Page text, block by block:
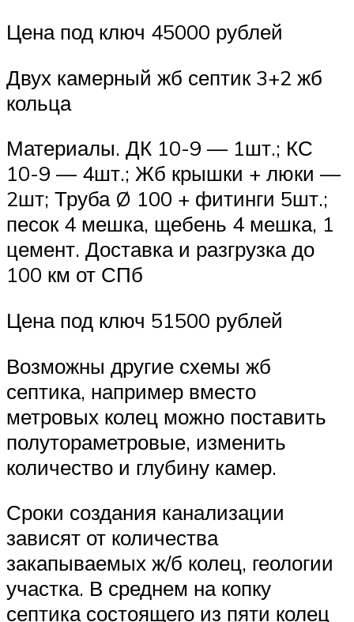
Цена под ключ 45000 рублей
Двух камерный жб септик 3+2 жб
кольца
Материалы. ДК 10-9 — 1шт.; КС
10-9 — 4шт.; Жб крышки + люки —
2шт; Труба Ø 100 + фитинги 5шт.;
песок 4 мешка, щебень 4 мешка, 1
цемент. Доставка и разгрузка до
100 км от СПб
Цена под ключ 51500 рублей
Возможны другие схемы жб
септика, например вместо
метровых колец можно поставить
полутораметровые, изменить
количество и глубину камер.
Сроки создания канализации
зависят от количества
закапываемых ж/б колец, геологии
участка. В среднем на копку
септика состоящего из пяти колец